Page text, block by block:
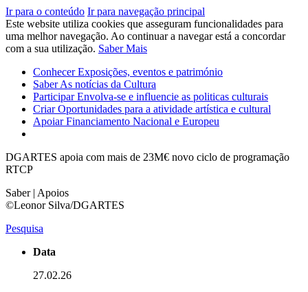
Ir para o conteúdo Ir para navegação principal
Este website utiliza cookies que asseguram funcionalidades para
uma melhor navegação. Ao continuar a navegar está a concordar
com a sua utilização. Saber Mais
ConhecerExposições, eventos e património
SaberAs notícias da Cultura
ParticiparEnvolva-se e influencie as politicas culturais
CriarOportunidades para a atividade artística e cultural
ApoiarFinanciamento Nacional e Europeu
DGARTES apoia com mais de 23M€ novo ciclo de programação
RTCP
Saber | Apoios
©Leonor Silva/DGARTES
Pesquisa
Data
27.02.26